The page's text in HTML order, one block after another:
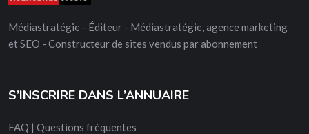
Médiastratégie - Éditeur - Médiastratégie, agence marketing
et SEO - Constructeur de sites vendus par abonnement
S’INSCRIRE DANS L’ANNUAIRE
FAQ | Questions fréquentes